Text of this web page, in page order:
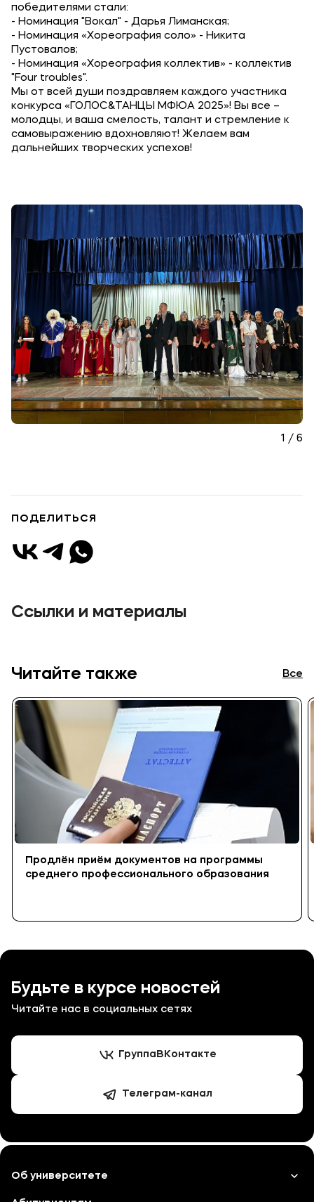
Приемная комиссия
+7 (8442) 49-71-33
Полезное
Об образовательной организации
Банковские реквизиты
Подобрать программу
победителями стали:
- Номинация "Вокал" - Дарья Лиманская;
- Номинация «Хореография соло» - Никита
Пустовалов;
- Номинация «Хореография коллектив» - коллектив
"Four troubles".
Мы от всей души поздравляем каждого участника
конкурса «ГОЛОС&ТАНЦЫ МФЮА 2025»! Вы все –
молодцы, и ваша смелость, талант и стремление к
самовыражению вдохновляют! Желаем вам
дальнейших творческих успехов!
1 / 6
ПОДЕЛИТЬСЯ
Ссылки и материалы
Читайте также Все
Продлён приём документов на программы
среднего профессионального образования
Будьте в курсе новостей
Читайте нас в социальных сетях
ГруппаВКонтакте
Телеграм-канал
Об университете